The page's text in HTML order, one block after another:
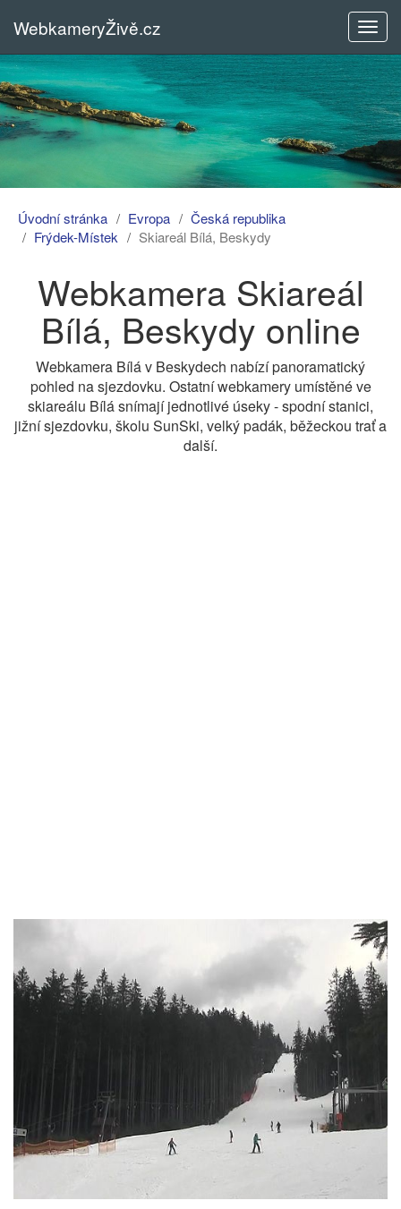
menu
WebkameryŽivě.cz
Úvodní stránka Evropa
Česká republika
Frýdek-Místek
Skiareál Bílá, Beskydy
Webkamera Skiareál
Bílá, Beskydy online
Webkamera Bílá v Beskydech nabízí panoramatický
pohled na sjezdovku. Ostatní webkamery umístěné ve
skiareálu Bílá snímají jednotlivé úseky - spodní stanici,
jižní sjezdovku, školu SunSki, velký padák, běžeckou trať a
další.